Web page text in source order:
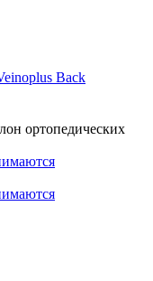
Back
ортопедических